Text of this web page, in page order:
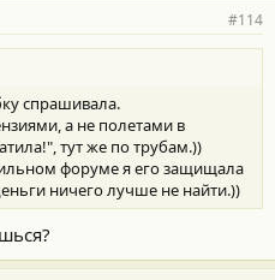
#114
спрашивала.
а не полетами в
тут же по трубам.))
форуме я его защищала
ничего лучше не найти.))